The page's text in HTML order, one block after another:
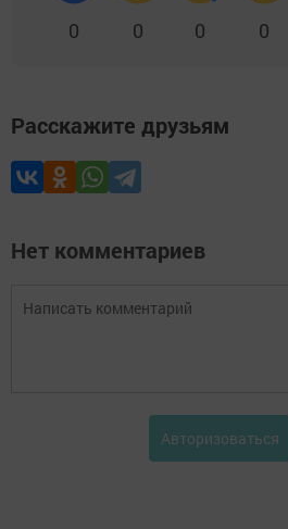
0 0 0 0
Расскажите друзьям
Нет комментариев
Авторизоваться